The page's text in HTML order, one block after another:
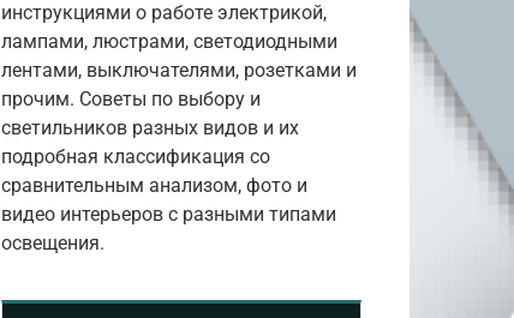
инструкциями о работе электрикой,
лампами, люстрами, светодиодными
лентами, выключателями, розетками и
прочим. Советы по выбору и
светильников разных видов и их
подробная классификация со
сравнительным анализом, фото и
видео интерьеров с разными типами
освещения.